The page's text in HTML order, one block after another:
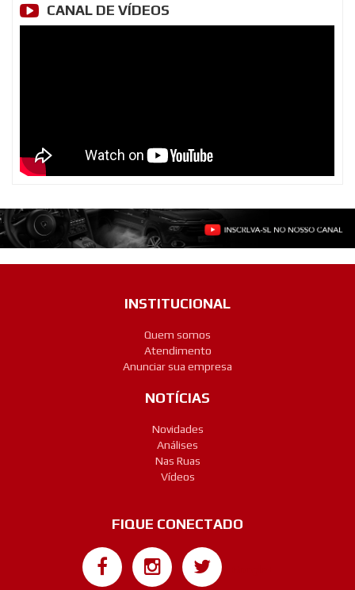
CANAL DE VÍDEOS
INSTITUCIONAL
Quem somos
Atendimento
Anunciar sua empresa
NOTÍCIAS
Novidades
Análises
Nas Ruas
Vídeos
FIQUE CONECTADO